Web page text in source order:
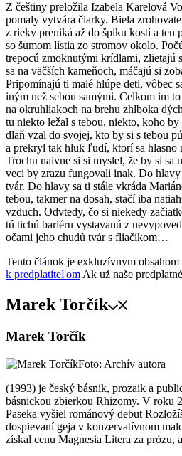
Z češtiny preložila Izabela Karelová
pomaly vytvára čiarky. Biela
z rieky preniká až do špiku kostí a ten
so šumom lístia zo stromov okolo.
trepocú zmoknutými krídlami, zlietajú
sa na väčších kameňoch, máčajú si
Pripomínajú ti malé hlúpe deti, vôbec
iným než sebou samými. Celkom im
na okruhliakoch na brehu zhlboka
tu niekto ležal s tebou, niekto, koho
dlaň vzal do svojej, kto by si s tebou
a prekryl tak hluk ľudí, ktorí sa hlasno
Trochu naivne si si myslel, že by si sa
veci by zrazu fungovali inak. Do
tvár. Do hlavy sa ti stále vkráda
tebou, takmer na dosah, stačí iba
vzduch. Odvtedy, čo si niekedy
tú tichú bariéru vystavanú z
očami jeho chudú tvár s fliačikom…
Tento článok je exkluzívnym
k predplatiteľom Ak už naše
Marek Torčík
Marek Torčík
Foto: Archív autora
(1993) je český básnik, prozaik a
básnickou zbierkou Rhizomy. V roku
Paseka vyšiel románový debut
dospievaní geja v konzervatívnom
získal cenu Magnesia Litera za prózu,